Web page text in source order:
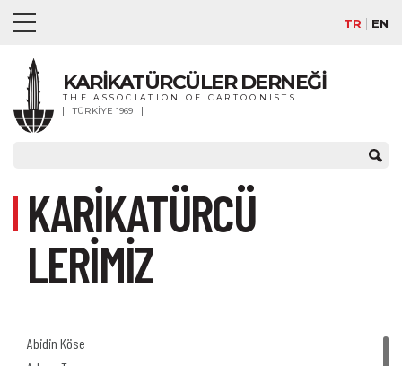
TR EN
KARİKATÜRCÜLER DERNEĞİ
THE ASSOCIATION OF CARTOONISTS
TÜRKİYE 1969
KARİKATÜRCÜ
LERİMİZ
Abidin Köse